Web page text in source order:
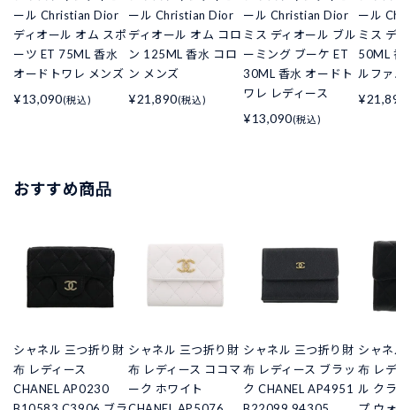
ール Christian Dior
ディオール オム スポ
ーツ ET 75ML 香水
オードトワレ メンズ
¥13,090(税込)
ール Christian Dior
ディオール オム コロ
ン 125ML 香水 コロ
ン メンズ
¥21,890(税込)
ール Christian Dior
ミス ディオール ブル
ーミング ブーケ ET
30ML 香水 オードト
ワレ レディース
¥13,090(税込)
ール
ミス
50ML
ルフ
おすすめ商品
シャネル 三つ折り財
布 レディース
CHANEL AP0230
シャネル 三つ折り財
布 レディース ココマ
ーク ホワイト
シャネル 三つ折り財
布 レディース ブラッ
ク CHANEL AP4951
シャ
布 レ
ル ク